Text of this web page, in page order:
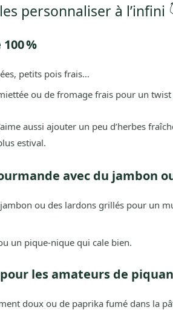
personnaliser à l’infini
%
petits pois frais…
ou de fromage frais pour un
aussi ajouter un peu d’herbes
estival.
avec du jambon
ou des lardons grillés pour un
un pique-nique qui cale bien.
les amateurs de
doux ou de paprika fumé dans la